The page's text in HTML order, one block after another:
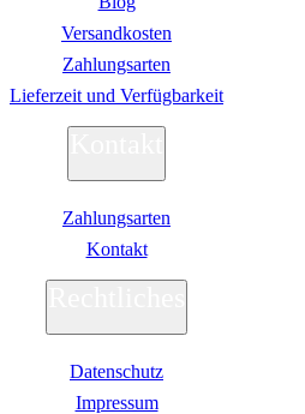
Versandkosten
Zahlungsarten
Lieferzeit und Verfügbarkeit
Zahlungsarten
Kontakt
Datenschutz
Impressum